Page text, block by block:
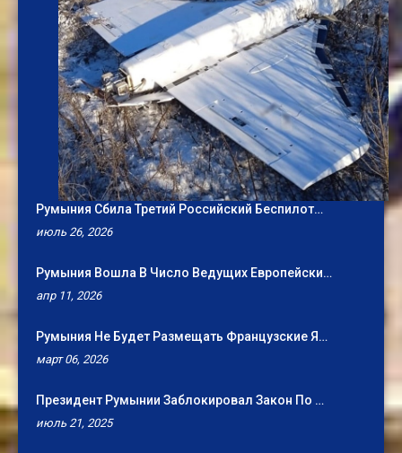
Румыния Сбила Третий Российский Беспилот…
июль 26, 2026
Румыния Вошла В Число Ведущих Европейски…
апр 11, 2026
Румыния Не Будет Размещать Французские Я…
март 06, 2026
Президент Румынии Заблокировал Закон По …
июль 21, 2025